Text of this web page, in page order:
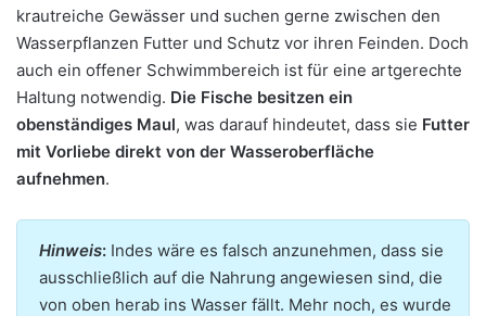
krautreiche Gewässer und suchen gerne zwischen den
Wasserpflanzen Futter und Schutz vor ihren Feinden. Doch
auch ein offener Schwimmbereich ist für eine artgerechte
Haltung notwendig. Die Fische besitzen ein
obenständiges Maul, was darauf hindeutet, dass sie Futter
mit Vorliebe direkt von der Wasseroberfläche
aufnehmen.
Hinweis: Indes wäre es falsch anzunehmen, dass sie
ausschließlich auf die Nahrung angewiesen sind, die
von oben herab ins Wasser fällt. Mehr noch, es wurde